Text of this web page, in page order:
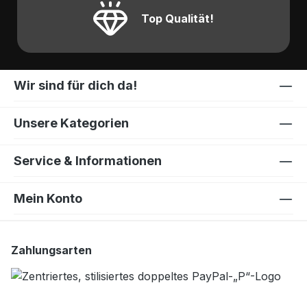
Top Qualität!
Wir sind für dich da!
Unsere Kategorien
Service & Informationen
Mein Konto
Zahlungsarten